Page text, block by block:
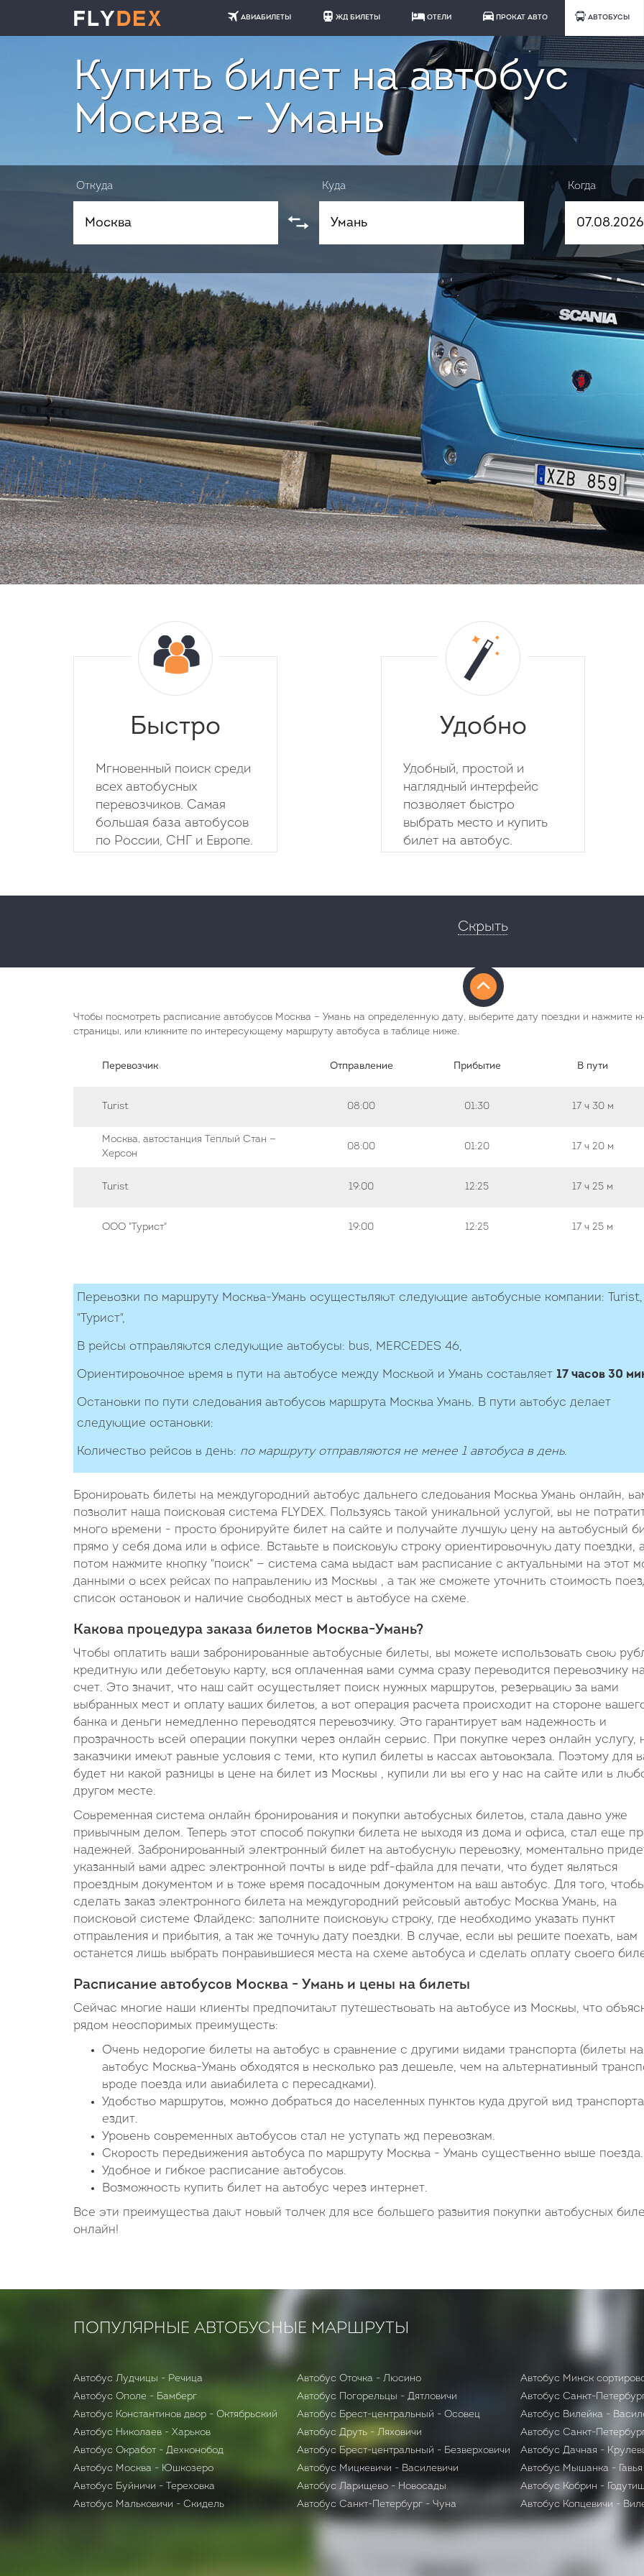
АВИАБИЛЕТЫ ЖД БИЛЕТЫ ОТЕЛИ ПРОКАТ АВТО АВТОБУСЫ
Купить билет на автобус
Москва - Умань
Откуда Куда Когда
Быстро
Мгновенный поиск среди
всех автобусных
перевозчиков. Самая
большая база автобусов
по России, СНГ и Европе.
Удобно
Удобный, простой и
наглядный интерфейс
позволяет быстро
выбрать место и купить
билет на автобус.
Скрыть
Чтобы посмотреть расписание автобусов Москва – Умань на определенную дату, выберите дату поездки и нажмите
страницы, или кликните по интересующему маршруту автобуса в таблице ниже.
Перевозчик Отправление Прибытие В пути
Turist 08:00 01:30 17 ч 30 м
Москва, автостанция Тёплый Стан —
Херсон
08:00 01:20 17 ч 20 м
Turist 19:00 12:25 17 ч 25 м
ООО "Турист" 19:00 12:25 17 ч 25 м
Перевозки по маршруту Москва-Умань осуществляют следующие автобусные компании:
"Турист",
В рейсы отправляются следующие автобусы: bus, MERCEDES 46,
Ориентировочное время в пути на автобусе между Москвой и Умань составляет 17 часов 30
Остановки по пути следования автобусов маршрута Москва Умань. В пути автобус делает
следующие остановки:
Количество рейcов в день: по маршруту отправляются не менее 1 автобуса в день.
Бронировать билеты на междугородний автобус дальнего следования Москва Умань онлайн,
позволит наша поисковая система FLYDEX. Пользуясь такой уникальной услугой, вы не
много времени - просто бронируйте билет на сайте и получайте лучшую цену на автобусный
прямо у себя дома или в офисе. Вставьте в поисковую строку ориентировочную дату поездки,
потом нажмите кнопку "поиск" — система сама выдаст вам расписание с актуальными на этот
данными о всех рейсах по направлению из Москвы , а так же сможете уточнить стоимость
список остановок и наличие свободных мест в автобусе на схеме.
Какова процедура заказа билетов Москва-Умань?
Чтобы оплатить ваши забронированные автобусные билеты, вы можете использовать свою
кредитную или дебетовую карту, вся оплаченная вами сумма сразу переводится перевозчику
счет. Это значит, что наш сайт осуществляет поиск нужных маршрутов, резервацию за вами
выбранных мест и оплату ваших билетов, а вот операция расчета происходит на стороне
банка и деньги немедленно переводятся перевозчику. Это гарантирует вам надежность и
прозрачность всей операции покупки через онлайн сервис. При покупке через онлайн услугу,
заказчики имеют равные условия с теми, кто купил билеты в кассах автовокзала. Поэтому для
будет ни какой разницы в цене на билет из Москвы , купили ли вы его у нас на сайте или в
другом месте.
Современная система онлайн бронирования и покупки автобусных билетов, стала давно уже
привычным делом. Теперь этот способ покупки билета не выходя из дома и офиса, стал еще
надежней. Забронированный электронный билет на автобусную перевозку, моментально
указанный вами адрес электронной почты в виде pdf-файла для печати, что будет являться
проездным документом и в тоже время посадочным документом на ваш автобус. Для того,
сделать заказ электронного билета на междугородний рейсовый автобус Москва Умань, на
поисковой системе Флайдекс: заполните поисковую строку, где необходимо указать пункт
отправления и прибытия, а так же точную дату поездки. В случае, если вы решите поехать, вам
останется лишь выбрать понравившиеся места на схеме автобуса и сделать оплату своего
Расписание автобусов Москва - Умань и цены на билеты
Сейчас многие наши клиенты предпочитают путешествовать на автобусе из Москвы, что
рядом неоспоримых преимуществ:
Очень недорогие билеты на автобус в сравнение с другими видами транспорта (билеты на
автобус Москва-Умань обходятся в несколько раз дешевле, чем на альтернативный
вроде поезда или авиабилета с пересадками).
Удобство маршрутов, можно добраться до населенных пунктов куда другой вид
ездит.
Уровень современных автобусов стал не уступать жд перевозкам.
Скорость передвижения автобуса по маршруту Москва - Умань существенно выше поезда.
Удобное и гибкое расписание автобусов.
Возможность купить билет на автобус через интернет.
Все эти преимущества дают новый толчек для все большего развития покупки автобусных
онлайн!
ПОПУЛЯРНЫЕ АВТОБУСНЫЕ МАРШРУТЫ
Автобус Лудчицы - Речица
Автобус Ополе - Бамберг
Автобус Константинов двор - Октябрьский
Автобус Николаев - Харьков
Автобус Окработ - Дехконобод
Автобус Москва - Юшкозеро
Автобус Буйничи - Тереховка
Автобус Мальковичи - Скидель
Автобус Оточка - Люсино
Автобус Погорельцы - Дятловичи
Автобус Брест-центральный - Осовец
Автобус Друть - Ляховичи
Автобус Брест-центральный - Безверховичи
Автобус Мицкевичи - Василевичи
Автобус Ларищево - Новосады
Автобус Санкт-Петербург - Чуна
Автобус Минск
Автобус Санкт-
Автобус Вилейка -
Автобус Санкт-
Автобус Дачная -
Автобус Мышанка - Гавья
Автобус Кобрин -
Автобус Копцевичи -